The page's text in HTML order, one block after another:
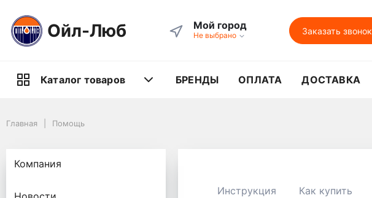
Ойл-Люб Мой город
Не выбрано Заказать звонок
Каталог товаров БРЕНДЫ ОПЛАТА ДОСТАВКА
Главная Помощь
Инструкция Как купить
Компания